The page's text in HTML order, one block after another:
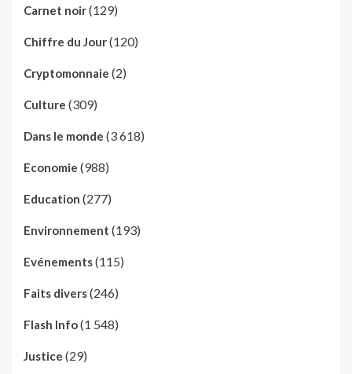
Carnet noir(129)
Chiffre du Jour(120)
Cryptomonnaie (2)
Culture (309)
Dans le monde (3 618)
Economie (988)
Education (277)
Environnement (193)
Evénements(115)
Faits divers(246)
Flash Info(1 548)
Justice (29)